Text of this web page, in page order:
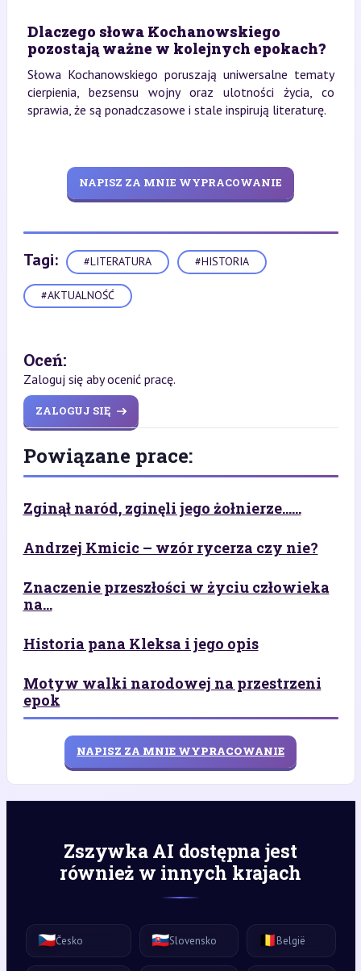
Dlaczego słowa Kochanowskiego
pozostają ważne w kolejnych epokach?
Słowa Kochanowskiego poruszają uniwersalne tematy
cierpienia, bezsensu wojny oraz ulotności życia, co
sprawia, że są ponadczasowe i stale inspirują literaturę.
NAPISZ ZA MNIE WYPRACOWANIE
Tagi: #LITERATURA #HISTORIA
#AKTUALNOŚĆ
Oceń:
Zaloguj się aby ocenić pracę.
ZALOGUJ SIĘ
Powiązane prace:
Zginął naród, zginęli jego żołnierze......
Andrzej Kmicic – wzór rycerza czy nie?
Znaczenie przeszłości w życiu człowieka
na...
Historia pana Kleksa i jego opis
Motyw walki narodowej na przestrzeni
epok
NAPISZ ZA MNIE WYPRACOWANIE
Zszywka AI dostępna jest
również w innych krajach
🇨🇿Česko 🇸🇰Slovensko 🇧🇪België